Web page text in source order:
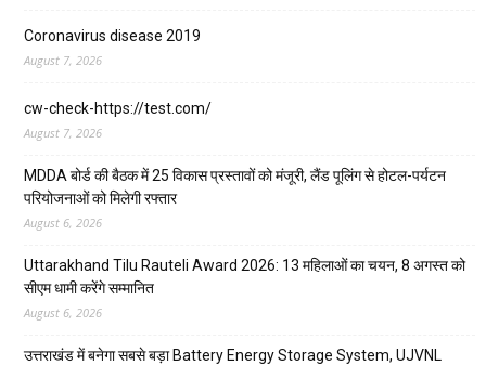
Coronavirus disease 2019
August 7, 2026
cw-check-https://test.com/
August 7, 2026
MDDA बोर्ड की बैठक में 25 विकास प्रस्तावों को मंजूरी, लैंड पूलिंग से होटल-पर्यटन
परियोजनाओं को मिलेगी रफ्तार
August 6, 2026
Uttarakhand Tilu Rauteli Award 2026: 13 महिलाओं का चयन, 8 अगस्त को
सीएम धामी करेंगे सम्मानित
August 6, 2026
उत्तराखंड में बनेगा सबसे बड़ा Battery Energy Storage System, UJVNL